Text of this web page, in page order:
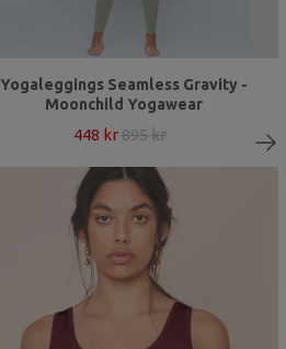
Yogaleggings Seamless Gravity -
Moonchild Yogawear
448 kr 895 kr